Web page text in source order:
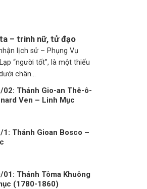
– trinh nữ, tử đạo
lịch sử – Phụng Vụ
“người tốt”, là một thiếu
chân...
02: Thánh Gio-an Thê-ô-
Ven – Linh Mục
1: Thánh Gioan Bosco –
01: Thánh Tôma Khuông
(1780-1860)